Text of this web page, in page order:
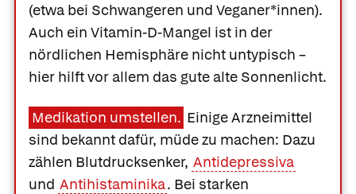
(etwa bei Schwangeren und Veganer*innen).
Auch ein Vitamin-D-Mangel ist in der
nördlichen Hemisphäre nicht untypisch –
hier hilft vor allem das gute alte Sonnenlicht.
Medikation umstellen. Einige Arzneimittel
sind bekannt dafür, müde zu machen: Dazu
zählen Blutdrucksenker, Antidepressiva
und Antihistaminika. Bei starken